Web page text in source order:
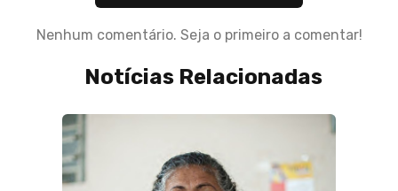
Nenhum comentário. Seja o primeiro a comentar!
Notícias Relacionadas